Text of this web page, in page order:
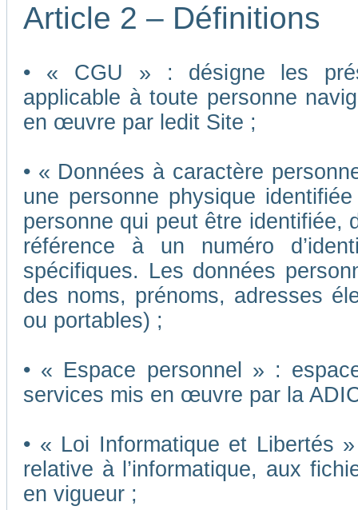
Article 2 – Définitions
• « CGU » : désigne les
applicable à toute personne
en œuvre par ledit Site ;
• « Données à caractère
une personne physique
personne qui peut être identifiée,
référence à un numéro
spécifiques. Les données
des noms, prénoms, adresses
ou portables) ;
• « Espace personnel » :
services mis en œuvre par la
• « Loi Informatique et Libertés
relative à l’informatique, aux
en vigueur ;